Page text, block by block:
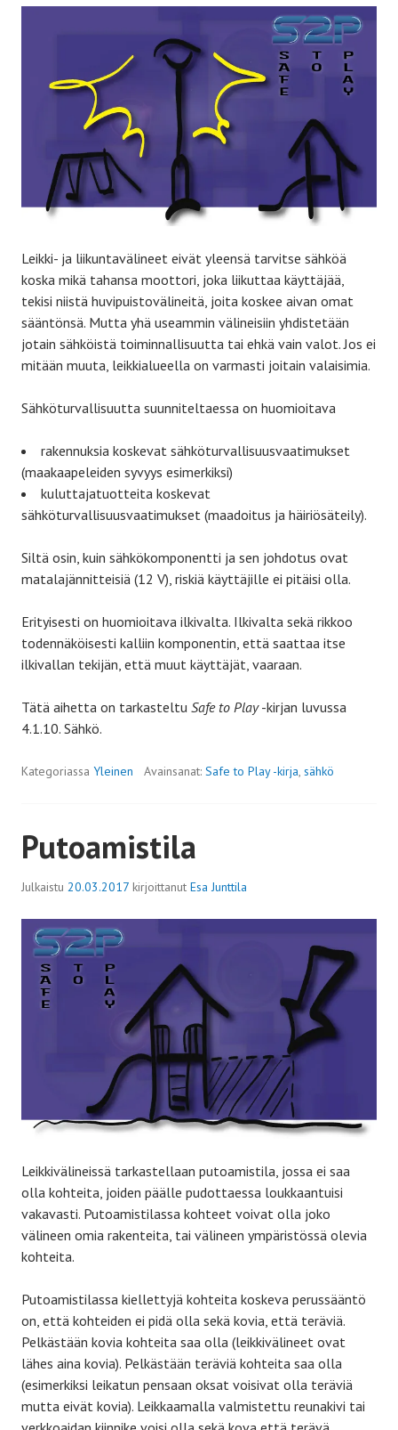
Leikki- ja liikuntavälineet eivät yleensä tarvitse sähköä
koska mikä tahansa moottori, joka liikuttaa käyttäjää,
tekisi niistä huvipuistovälineitä, joita koskee aivan omat
sääntönsä. Mutta yhä useammin välineisiin yhdistetään
jotain sähköistä toiminnallisuutta tai ehkä vain valot. Jos ei
mitään muuta, leikkialueella on varmasti joitain valaisimia.
Sähköturvallisuutta suunniteltaessa on huomioitava
rakennuksia koskevat sähköturvallisuusvaatimukset
(maakaapeleiden syvyys esimerkiksi)
kuluttajatuotteita koskevat
sähköturvallisuusvaatimukset (maadoitus ja häiriösäteily).
Siltä osin, kuin sähkökomponentti ja sen johdotus ovat
matalajännitteisiä (12 V), riskiä käyttäjille ei pitäisi olla.
Erityisesti on huomioitava ilkivalta. Ilkivalta sekä rikkoo
todennäköisesti kalliin komponentin, että saattaa itse
ilkivallan tekijän, että muut käyttäjät, vaaraan.
Tätä aihetta on tarkasteltu Safe to Play-kirjan luvussa
4.1.10. Sähkö.
Kategoriassa Yleinen Avainsanat: Safe to Play -kirja, sähkö
Putoamistila
Julkaistu 20.03.2017 kirjoittanut Esa Junttila
Leikkivälineissä tarkastellaan putoamistila, jossa ei saa
olla kohteita, joiden päälle pudottaessa loukkaantuisi
vakavasti. Putoamistilassa kohteet voivat olla joko
välineen omia rakenteita, tai välineen ympäristössä olevia
kohteita.
Putoamistilassa kiellettyjä kohteita koskeva perussääntö
on, että kohteiden ei pidä olla sekä kovia, että teräviä.
Pelkästään kovia kohteita saa olla (leikkivälineet ovat
lähes aina kovia). Pelkästään teräviä kohteita saa olla
(esimerkiksi leikatun pensaan oksat voisivat olla teräviä
mutta eivät kovia). Leikkaamalla valmistettu reunakivi tai